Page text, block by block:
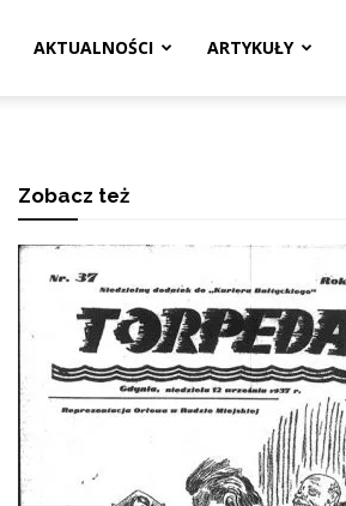
AKTUALNOŚCI ARTYKUŁY
Zobacz też